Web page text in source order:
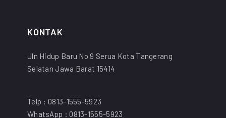
KONTAK
Jln Hidup Baru No.9 Serua Kota Tangerang
Selatan Jawa Barat 15414
Telp : 0813-1555-5923
WhatsApp : 0813-1555-5923